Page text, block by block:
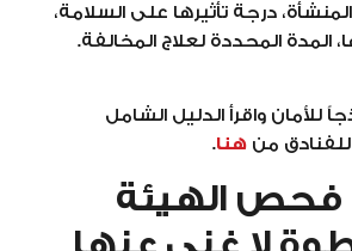
درجة تأثيرها على السلامة،
المدة المحددة لعلاج المخالفة.
واقرأ الدليل الشامل
للفنادق من هنا.
فحص الهيئة